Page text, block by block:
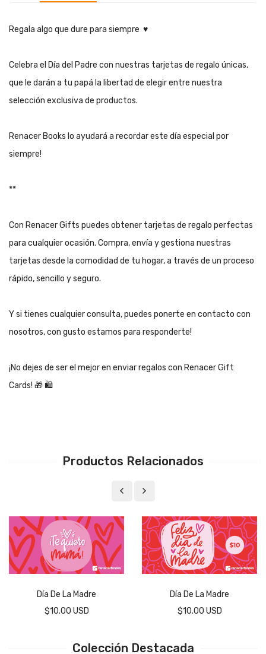
Regala algo que dure para siempre ♥️
Celebra el Día del Padre con nuestras tarjetas de regalo únicas,
que le darán a tu papá la libertad de elegir entre nuestra
selección exclusiva de productos.
Renacer Books lo ayudará a recordar este día especial por
siempre!
**
Con Renacer Gifts puedes obtener tarjetas de regalo perfectas
para cualquier ocasión. Compra, envía y gestiona nuestras
tarjetas desde la comodidad de tu hogar, a través de un proceso
rápido, sencillo y seguro.
Y si tienes cualquier consulta, puedes ponerte en contacto con
nosotros, con gusto estamos para responderte!
¡No dejes de ser el mejor en enviar regalos con Renacer Gift
Cards! 🎁 🛍️
Productos Relacionados
Día De La Madre
$10.00 USD
Día De La Madre
$10.00 USD
Colección Destacada